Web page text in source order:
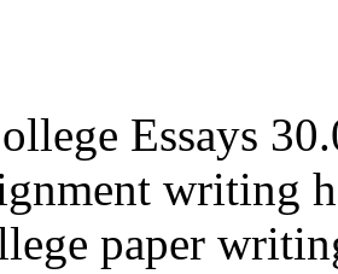
Essays
writing
paper